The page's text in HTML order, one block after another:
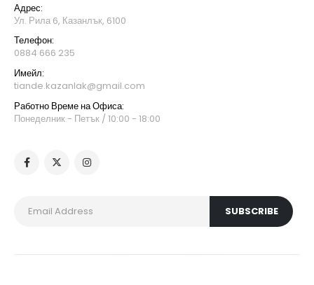
Адрес:
Ул. Рила 6, Казанлък, 6100
Телефон:
0884 666 235
Имейл:
tiande.kazanlak@gmail.com
Работно Време на Офиса:
Понеделник - Петък / 10:00 - 18:00